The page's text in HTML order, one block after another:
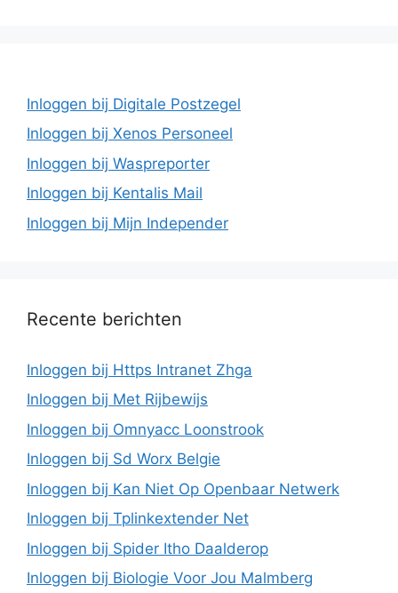
Inloggen bij Digitale Postzegel
Inloggen bij Xenos Personeel
Inloggen bij Waspreporter
Inloggen bij Kentalis Mail
Inloggen bij Mijn Independer
Recente berichten
Inloggen bij Https Intranet Zhga
Inloggen bij Met Rijbewijs
Inloggen bij Omnyacc Loonstrook
Inloggen bij Sd Worx Belgie
Inloggen bij Kan Niet Op Openbaar Netwerk
Inloggen bij Tplinkextender Net
Inloggen bij Spider Itho Daalderop
Inloggen bij Biologie Voor Jou Malmberg